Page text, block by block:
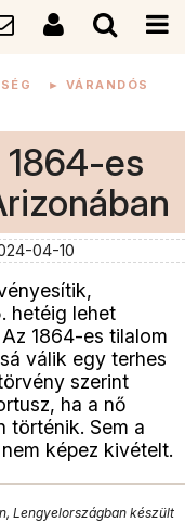
► VÁRANDÓS
es
04-10
hetéig lehet
1864-es tilalom
válik egy terhes
szerint
ha a nő
történik. Sem a
képez kivételt.
Lengyelországban készült